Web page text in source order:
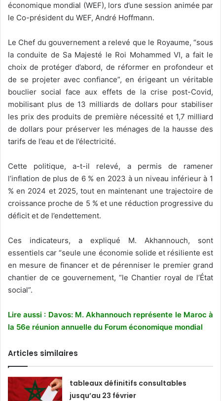
économique mondial (WEF), lors d’une session animée par
le Co-président du WEF, André Hoffmann.
Le Chef du gouvernement a relevé que le Royaume, “sous
la conduite de Sa Majesté le Roi Mohammed VI, a fait le
choix de protéger d’abord, de réformer en profondeur et
de se projeter avec confiance”, en érigeant un véritable
bouclier social face aux effets de la crise post-Covid,
mobilisant plus de 13 milliards de dollars pour stabiliser
les prix des produits de première nécessité et 1,7 milliard
de dollars pour préserver les ménages de la hausse des
tarifs de l’eau et de l’électricité.
Cette politique, a-t-il relevé, a permis de ramener
l’inflation de plus de 6 % en 2023 à un niveau inférieur à 1
% en 2024 et 2025, tout en maintenant une trajectoire de
croissance proche de 5 % et une réduction progressive du
déficit et de l’endettement.
Ces indicateurs, a expliqué M. Akhannouch, sont
essentiels car “seule une économie solide et résiliente est
en mesure de financer et de pérenniser le premier grand
chantier de ce gouvernement, “le Chantier royal de l’État
social”.
Lire aussi : Davos: M. Akhannouch représente le Maroc à
la 56e réunion annuelle du Forum économique mondial
Articles similaires
tableaux définitifs consultables
jusqu’au 23 février